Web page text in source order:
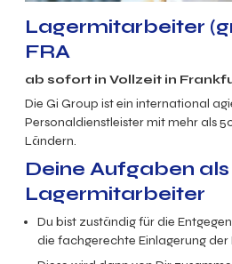
Lagermitarbeiter
FRA
ab sofort in Vollzeit in
Die Gi Group ist ein international
Personaldienstleister mit mehr als
Ländern.
Deine Aufgaben als
Lagermitarbeiter
Du bist zuständig für die
die fachgerechte Einlagerung der